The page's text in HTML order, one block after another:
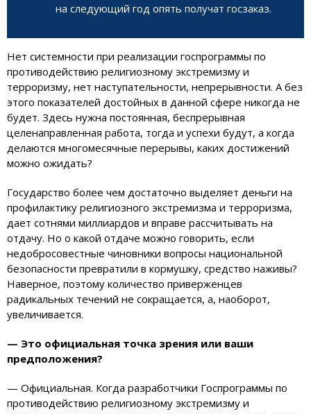
на следующий год опять получат госзаказ.
Нет системности при реализации госпрограммы по
противодействию религиозному экстремизму и
терроризму, нет наступательности, непрерывности. А без
этого показателей достойных в данной сфере никогда не
будет. Здесь нужна постоянная, беспрерывная
целенаправленная работа, тогда и успехи будут, а когда
делаются многомесячные перерывы, каких достижений
можно ожидать?
Государство более чем достаточно выделяет деньги на
профилактику религиозного экстремизма и терроризма,
дает сотнями миллиардов и вправе рассчитывать на
отдачу. Но о какой отдаче можно говорить, если
недобросовестные чиновники вопросы национальной
безопасности превратили в кормушку, средство наживы?
Наверное, поэтому количество приверженцев
радикальных течений не сокращается, а, наоборот,
увеличивается.
— Это официальная точка зрения или ваши
предположения?
— Официальная. Когда разработчики Госпрограммы по
противодействию религиозному экстремизму и